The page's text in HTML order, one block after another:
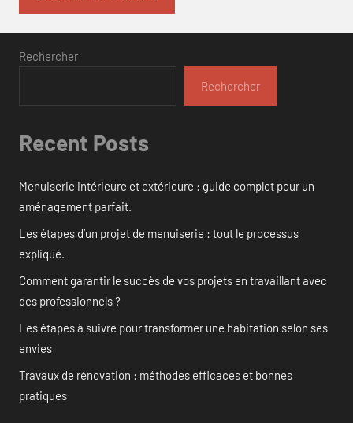
Rechercher
Rechercher
Recent Posts
Menuiserie intérieure et extérieure : guide complet pour un
aménagement parfait.
Les étapes d’un projet de menuiserie : tout le processus
expliqué.
Comment garantir le succès de vos projets en travaillant avec
des professionnels ?
Les étapes à suivre pour transformer une habitation selon ses
envies
Travaux de rénovation : méthodes efficaces et bonnes
pratiques